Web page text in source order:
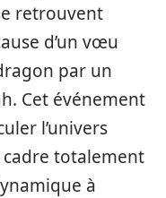
retrouvent
d’un vœu
par un
Cet événement
l’univers
totalement
à